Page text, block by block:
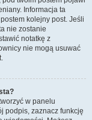
Informacja ta
kolejny post. Jeśli
nie zostanie
notatkę z
nie mogą usuwać
w panelu
podpis, zaznacz funkcję